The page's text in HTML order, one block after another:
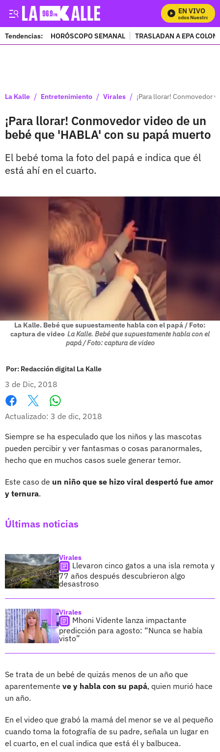
EN VIVO
Mira Todos Nuestros
Tendencias: HORÓSCOPO SEMANAL TRASLADAN A EPA
La Kalle / Entretenimiento / Virales / ¡Para llorar! Conmovedor
¡Para llorar! Conmovedor video de un
bebé que 'HABLA' con su papá muerto
El bebé toma la foto del papá e indica que él
está ahí en el cuarto.
La Kalle. Bebé que supuestamente habla con el papá / Foto:
captura de video La Kalle. Bebé que supuestamente habla con el
papá / Foto: captura de video
Por: Redacción digital La Kalle
3 de Dic, 2018
Facebook
X
Actualizado: 3 de dic, 2018
Siempre se ha especulado que los niños y las mascotas
pueden percibir y ver fantasmas o cosas paranormales,
hecho que en muchos casos suele generar temor.
Este caso de un niño que se hizo viral despertó fue amor
y ternura.
Últimas noticias
Virales
Llevaron cinco gatos a una isla remota y
77 años después descubrieron algo
desastroso
Virales
Mhoni Vidente lanza impactante
predicción para agosto: “Nunca se había
visto”
Se trata de un bebé de quizás menos de un año que
aparentemente ve y habla con su papá, quien murió hace
un año.
En el video que grabó la mamá del menor se ve al pequeño
cuando toma la fotografía de su padre, señala un lugar en
el cuarto, en el cual indica que está él y balbucea.